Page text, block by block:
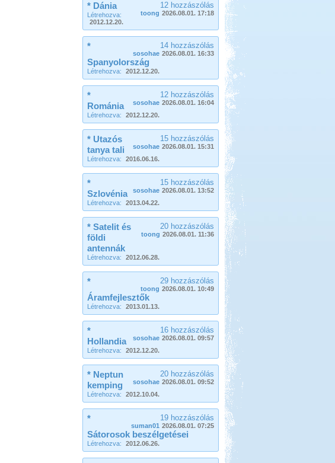
12 hozzászólás
toong 2026.08.01. 17:18
* Dánia
Létrehozva:
2012.12.20.
14 hozzászólás
sosohae 2026.08.01. 16:33
*
Spanyolország
Létrehozva: 2012.12.20.
12 hozzászólás
sosohae 2026.08.01. 16:04
*
Románia
Létrehozva: 2012.12.20.
15 hozzászólás
sosohae 2026.08.01. 15:31
* Utazós
tanya tali
Létrehozva: 2016.06.16.
15 hozzászólás
sosohae 2026.08.01. 13:52
*
Szlovénia
Létrehozva: 2013.04.22.
20 hozzászólás
toong 2026.08.01. 11:36
* Satelit és
földi
antennák
Létrehozva: 2012.06.28.
29 hozzászólás
toong 2026.08.01. 10:49
*
Áramfejlesztők
Létrehozva: 2013.01.13.
16 hozzászólás
sosohae 2026.08.01. 09:57
*
Hollandia
Létrehozva: 2012.12.20.
20 hozzászólás
sosohae 2026.08.01. 09:52
* Neptun
kemping
Létrehozva: 2012.10.04.
19 hozzászólás
suman01 2026.08.01. 07:25
*
Sátorosok beszélgetései
Létrehozva: 2012.06.26.